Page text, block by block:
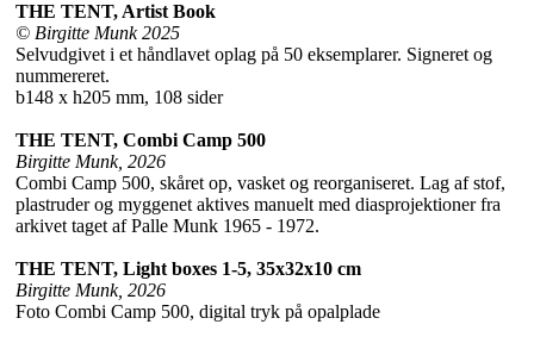
THE TENT, Artist Book
© Birgitte Munk 2025
Selvudgivet i et håndlavet oplag på 50 eksemplarer. Signeret og
nummereret.
b148 x h205 mm, 108 sider
THE TENT, Combi Camp 500
Birgitte Munk, 2026
Combi Camp 500, skåret op, vasket og reorganiseret. Lag af stof,
plastruder og myggenet aktives manuelt med diasprojektioner fra
arkivet taget af Palle Munk 1965 - 1972.
THE TENT, Light boxes 1-5, 35x32x10 cm
Birgitte Munk, 2026
Foto Combi Camp 500, digital tryk på opalplade